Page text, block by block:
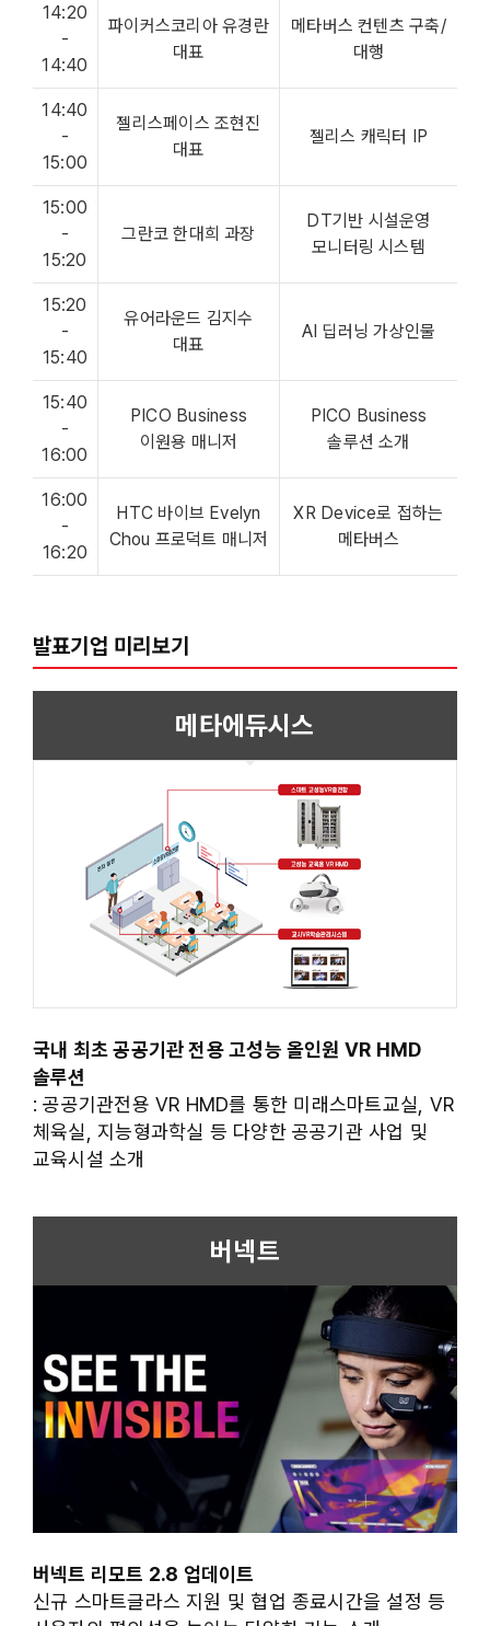
14:20
-
14:40
파이커스코리아 유경란
대표
메타버스 컨텐츠 구축/
대행
14:40
-
15:00
젤리스페이스 조현진
대표
젤리스 캐릭터 IP
15:00
-
15:20
그란코 한대희 과장
DT기반 시설운영
모니터링 시스템
15:20
-
15:40
유어라운드 김지수
대표
AI 딥러닝 가상인물
15:40
-
16:00
PICO Business
이원용 매니저
PICO Business
솔루션 소개
16:00
-
16:20
HTC 바이브 Evelyn
Chou 프로덕트 매니저
XR Device로 접하는
메타버스
발표기업 미리보기
메타에듀시스
국내 최초 공공기관 전용 고성능 올인원 VR HMD
솔루션
: 공공기관전용 VR HMD를 통한 미래스마트교실, VR
체육실, 지능형과학실 등 다양한 공공기관 사업 및
교육시설 소개
버넥트
버넥트 리모트 2.8 업데이트
신규 스마트글라스 지원 및 협업 종료시간을 설정 등